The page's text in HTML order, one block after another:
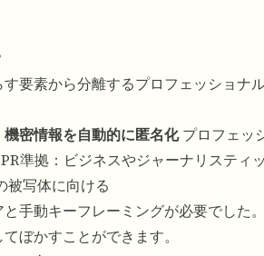
要素から分離するプロフェッショナ
密情報を自動的に匿名化プロフェッ
準拠：ビジネスやジャーナリスティ
被写体に向ける
手動キーフレーミングが必要でした。
ぼかすことができます。